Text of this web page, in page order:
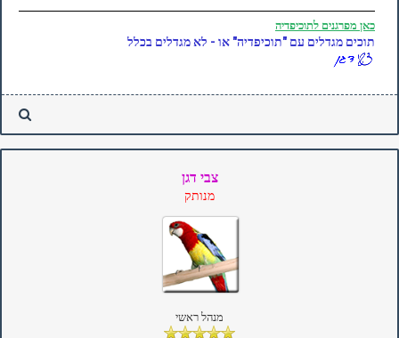
כאן מפרגנים לתוכיפדיה
תוכים מגדלים עם "תוכיפדיה" או - לא מגדלים בכלל
צבי דגן
מנותק
מנהל ראשי